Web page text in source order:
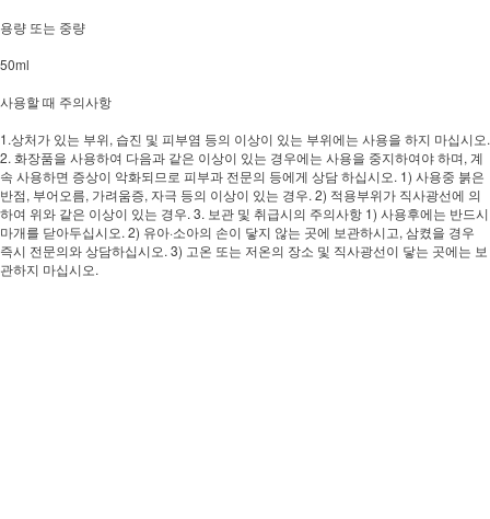
용량 또는 중량
50ml
사용할 때 주의사항
1.상처가 있는 부위, 습진 및 피부염 등의 이상이 있는 부위에는 사용을 하지 마십시오.
2. 화장품을 사용하여 다음과 같은 이상이 있는 경우에는 사용을 중지하여야 하며, 계
속 사용하면 증상이 악화되므로 피부과 전문의 등에게 상담 하십시오. 1) 사용중 붉은
반점, 부어오름, 가려움증, 자극 등의 이상이 있는 경우. 2) 적용부위가 직사광선에 의
하여 위와 같은 이상이 있는 경우. 3. 보관 및 취급시의 주의사항 1) 사용후에는 반드시
마개를 닫아두십시오. 2) 유아·소아의 손이 닿지 않는 곳에 보관하시고, 삼켰을 경우
즉시 전문의와 상담하십시오. 3) 고온 또는 저온의 장소 및 직사광선이 닿는 곳에는 보
관하지 마십시오.